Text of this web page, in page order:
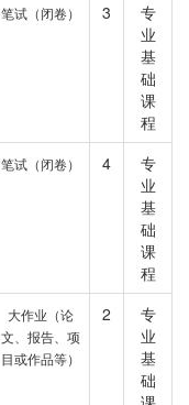
笔试（闭卷） 3
专
业
基
础
课
程
笔试（闭卷） 4
专
业
基
础
课
程
大作业（论
文、报告、项
目或作品等）
2
专
业
基
础